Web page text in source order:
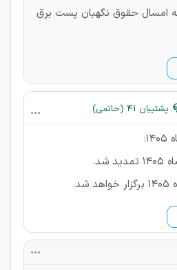
امسال حقوق نگهبان پست برق
پشتیبان 41 (حاتمی)